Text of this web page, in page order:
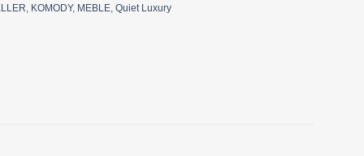
, KOMODY, MEBLE,Quiet Luxury